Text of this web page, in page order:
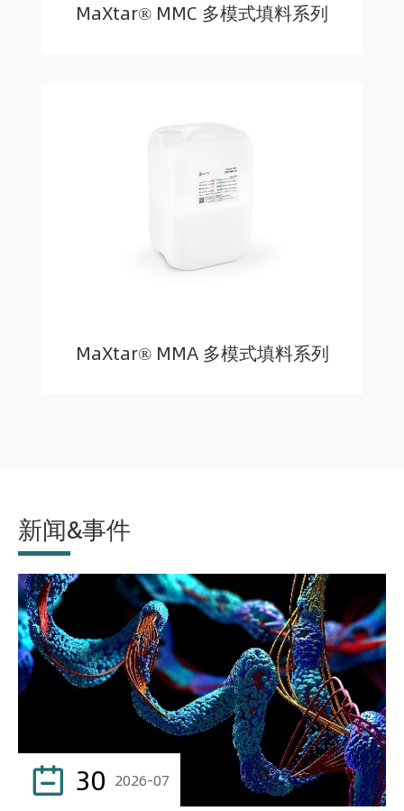
MaXtar® MMC 多模式填料系列
MaXtar® MMA 多模式填料系列
新闻&事件
 30 2026-07